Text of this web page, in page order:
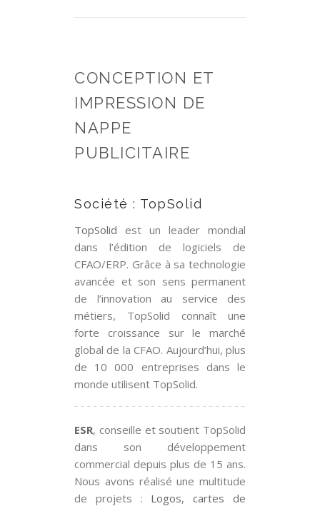
CONCEPTION ET
IMPRESSION DE
NAPPE
PUBLICITAIRE
Société : TopSolid
TopSolid est un leader mondial
dans l’édition de logiciels de
CFAO/ERP. Grâce à sa technologie
avancée et son sens permanent
de l’innovation au service des
métiers, TopSolid connaît une
forte croissance sur le marché
global de la CFAO. Aujourd’hui, plus
de 10 000 entreprises dans le
monde utilisent TopSolid.
ESR, conseille et soutient TopSolid
dans son développement
commercial depuis plus de 15 ans.
Nous avons réalisé une multitude
de projets : Logos,cartes de